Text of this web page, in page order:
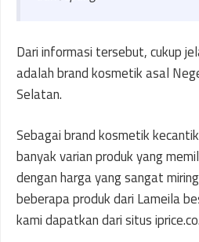
Dari informasi tersebut, cukup
adalah brand kosmetik asal
Selatan.
Sebagai brand kosmetik
banyak varian produk yang
dengan harga yang sangat
beberapa produk dari Lameila
kami dapatkan dari situs